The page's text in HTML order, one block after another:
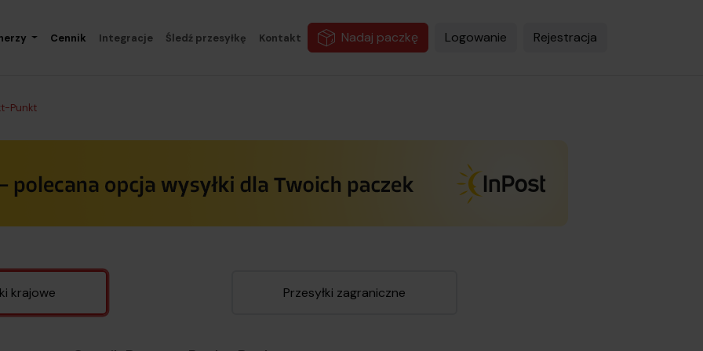
Cennik Integracje Śledź przesyłkę Kontakt Nadaj paczkę Logowanie Rejestracja
Punkt
krajowe Przesyłki zagraniczne